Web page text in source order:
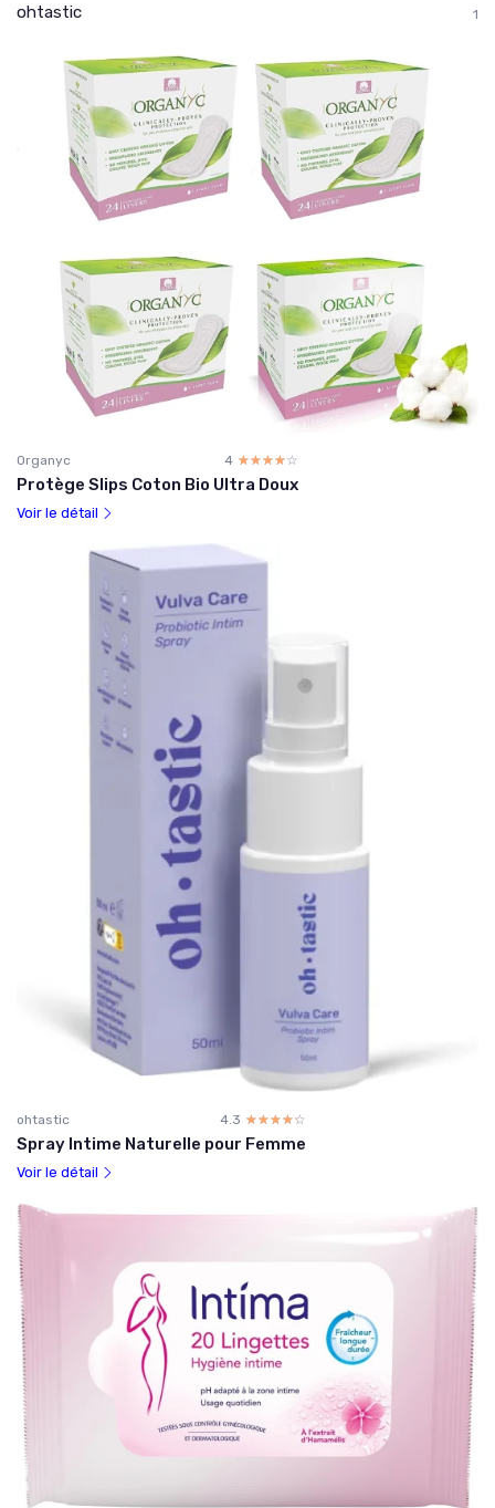
ohtastic 1
Organyc 4 ☆☆☆☆☆
★★★★★
Protège Slips Coton Bio Ultra Doux
Voir le détail
ohtastic 4.3 ☆☆☆☆☆
★★★★★
Spray Intime Naturelle pour Femme
Voir le détail